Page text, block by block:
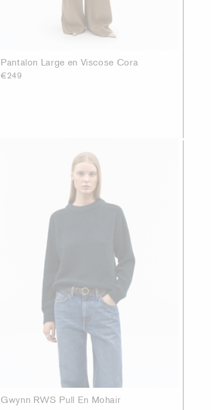
Pantalon Large en Viscose Cora
€249
Gwynn RWS Pull En Mohair